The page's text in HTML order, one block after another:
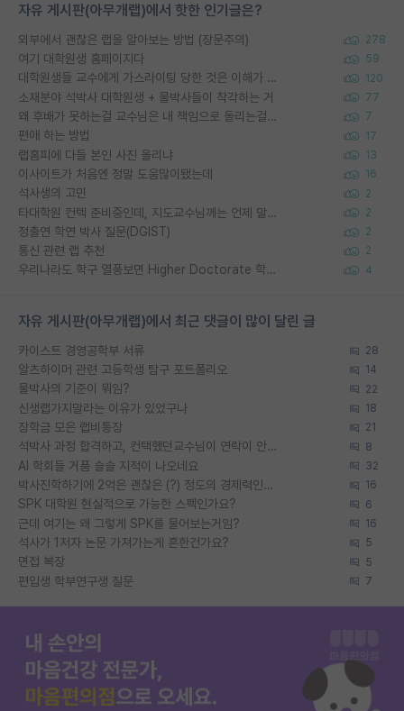
자유 게시판(아무개랩)에서 핫한 인기글은?
외부에서 괜찮은 랩을 알아보는 방법 (장문주의) 278
여기 대학원생 홈페이지다 59
대학원생들 교수에게 가스라이팅 당한 것은 이해가 갑니다. 안타깝네요. 120
소재분야 석박사 대학원생 + 물박사들이 착각하는 거 77
왜 후배가 못하는걸 교수님은 내 책임으로 돌리는걸까요? 7
편애 하는 방법 17
랩홈피에 다들 본인 사진 올리냐 13
이사이트가 처음엔 정말 도움많이됐는데 16
석사생의 고민 2
타대학원 컨텍 준비중인데, 지도교수님께는 언제 말씀드려야 할까요? 2
정출연 학연 박사 질문(DGIST) 2
통신 관련 랩 추천 2
우리나라도 학구 열풍보면 Higher Doctorate 학위가 필요하다고 봅니다. 4
자유 게시판(아무개랩)에서 최근 댓글이 많이 달린 글
카이스트 경영공학부 서류 28
알츠하이머 관련 고등학생 탐구 포트폴리오 14
물박사의 기준이 뭐임? 22
신생랩가지말라는 이유가 있었구나 18
장학금 모은 랩비통장 21
석박사 과정 합격하고, 컨택했던교수님이 연락이 안됩니다... 8
AI 학회들 거품 슬슬 지적이 나오네요 32
박사진학하기에 2억은 괜찮은 (?) 정도의 경제력인가요 16
SPK 대학원 현실적으로 가능한 스펙인가요? 6
근데 여기는 왜 그렇게 SPK를 물어보는거임? 16
석사가 1저자 논문 가져가는게 흔한건가요? 5
면접 복장 5
편입생 학부연구생 질문 7